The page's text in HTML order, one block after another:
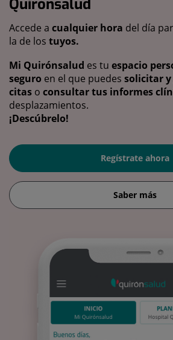
Quirónsalud
Accede a cualquier hora del día
la de los tuyos.
Mi Quirónsalud es tu espacio
seguro en el que puedes solicitar
citas o consultar tus informes
desplazamientos.
¡Descúbrelo!
Regístrate ahora
Saber más